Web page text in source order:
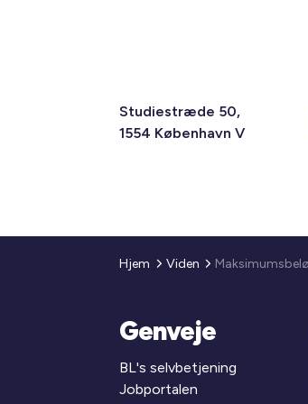
Studiestræde 50,
1554 København V
Hjem Viden
Genveje
BL's selvbetjening
Jobportalen